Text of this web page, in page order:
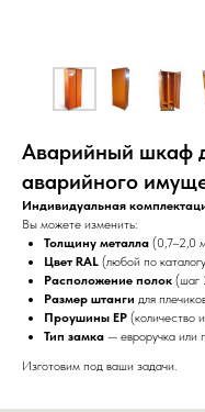
Аварийный шкаф
аварийного
Индивидуальная
Вы можете изменить:
Толщину металла (0,7–2,0
Цвет RAL (любой по
Расположение полок (шаг
Размер штанги для
Проушины ЕР (количество
Тип замка — евроручка или
Изготовим под ваши задачи.